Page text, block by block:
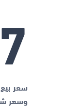
سعر بيع
وسعر شراء